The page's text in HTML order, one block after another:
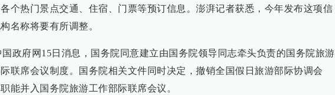
个热门景点交通、住宿、门票等预订信息。澎湃记者获悉，今年发布这项信
名称将要有所调整。
府网15日消息，国务院同意建立由国务院领导同志牵头负责的国务院旅游
联席会议制度。国务院相关文件同时决定，撤销全国假日旅游部际协调会
能并入国务院旅游工作部际联席会议。